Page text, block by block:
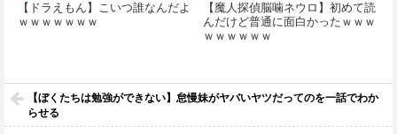
【ドラえもん】こいつ誰なんだよ
ｗｗｗｗｗｗｗ
【魔人探偵脳噛ネウロ】初めて読
んだけど普通に面白かったｗｗｗ
ｗｗｗｗｗｗ
【ぼくたちは勉強ができない】怠慢妹がヤバいヤツだってのを一話でわか
らせる